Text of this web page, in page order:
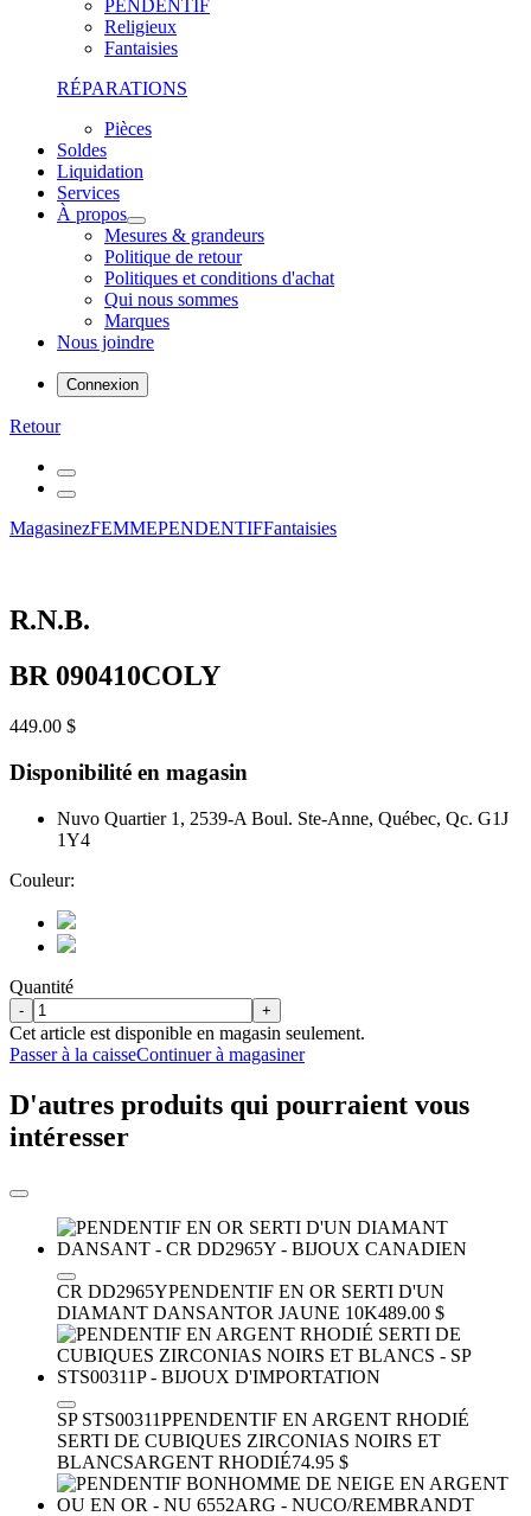
PENDENTIF
Religieux
Fantaisies
RÉPARATIONS
Pièces
Soldes
Liquidation
Services
À propos
Mesures & grandeurs
Politique de retour
Politiques et conditions d'achat
Qui nous sommes
Marques
Nous joindre
Connexion
Retour
MagasinezFEMMEPENDENTIFFantaisies
R.N.B.
BR 090410COLY
449.00 $
Disponibilité en magasin
Nuvo Quartier 1, 2539-A Boul. Ste-Anne, Québec, Qc. G1J
1Y4
Couleur:
Quantité
- +
Cet article est disponible en magasin seulement.
Passer à la caisseContinuer à magasiner
D'autres produits qui pourraient vous
intéresser
CR DD2965YPENDENTIF EN OR SERTI D'UN
DIAMANT DANSANTOR JAUNE 10K489.00 $
SP STS00311PPENDENTIF EN ARGENT RHODIÉ
SERTI DE CUBIQUES ZIRCONIAS NOIRS ET
BLANCSARGENT RHODIÉ74.95 $